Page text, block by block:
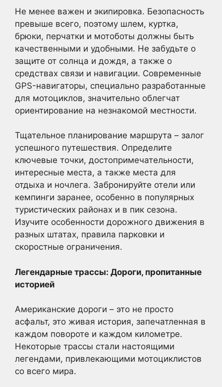
Не менее важен и экипировка. Безопасность
превыше всего, поэтому шлем, куртка,
брюки, перчатки и мотоботы должны быть
качественными и удобными. Не забудьте о
защите от солнца и дождя, а также о
средствах связи и навигации. Современные
GPS-навигаторы, специально разработанные
для мотоциклов, значительно облегчат
ориентирование на незнакомой местности.
Тщательное планирование маршрута – залог
успешного путешествия. Определите
ключевые точки, достопримечательности,
интересные места, а также места для
отдыха и ночлега. Забронируйте отели или
кемпинги заранее, особенно в популярных
туристических районах и в пик сезона.
Изучите особенности дорожного движения в
разных штатах, правила парковки и
скоростные ограничения.
Легендарные трассы: Дороги, пропитанные
историей
Американские дороги – это не просто
асфальт, это живая история, запечатленная в
каждом повороте и каждом километре.
Некоторые трассы стали настоящими
легендами, привлекающими мотоциклистов
со всего мира.